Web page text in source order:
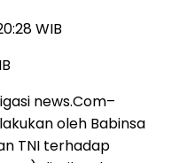
WIB
news.Com–
oleh Babinsa
TNI terhadap